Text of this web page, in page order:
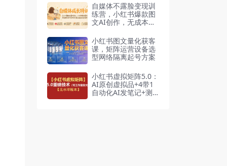
自媒体不露脸变现训
练营，小红书爆款图
文AI创作，无成本开
小红书图文量化获客
课，矩阵运营设备选
型网络隔离起号方案
小红书虚拟矩阵5.0：
AI原创虚拟品+4带1
自动化AI发笔记+测